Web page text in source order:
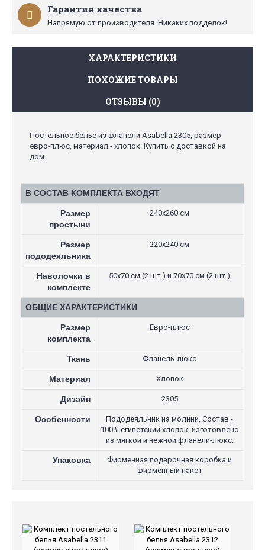
Гарантия качества
Напрямую от производителя. Никаких подделок!
ХАРАКТЕРИСТИКИ
ПОХОЖИЕ ТОВАРЫ
ОТЗЫВЫ (0)
Постельное белье из фланели Asabella 2305, размер
евро-плюс, материал - хлопок. Купить с доставкой на
дом.
В СОСТАВ КОМПЛЕКТА ВХОДЯТ
Размер
простыни
240х260 см
Размер
пододеяльника
220х240 см
Наволочки в
комплекте
50х70 см (2 шт.) и 70х70 см (2 шт.)
ОБЩИЕ ХАРАКТЕРИСТИКИ
Размер
комплекта
Евро-плюс
Ткань Фланель-люкс
Материал Хлопок
Дизайн 2305
Особенности
Пододеяльник на молнии. Состав -
100% египетский хлопок, изготовлено
из мягкой и нежной фланели-люкс.
Упаковка
Фирменная подарочная коробка и
фирменный пакет